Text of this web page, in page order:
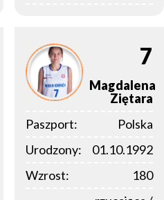
7
Magdalena
Ziętara
Paszport:
Polska
Urodzony:
01.10.1992
Wzrost:
180